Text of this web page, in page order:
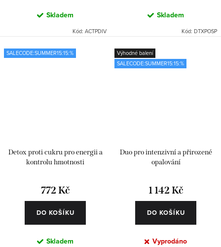
Skladem
Kód: ACTPDIV
Skladem
Kód: DTXPOSP
SALECODE:SUMMER15:15:%
Detox proti cukru pro energii a
kontrolu hmotnosti
772 Kč
DO KOŠÍKU
Skladem
Výhodné balení
SALECODE:SUMMER15:15:%
Duo pro intenzivní a přirozené
opalování
1 142 Kč
DO KOŠÍKU
Vyprodáno